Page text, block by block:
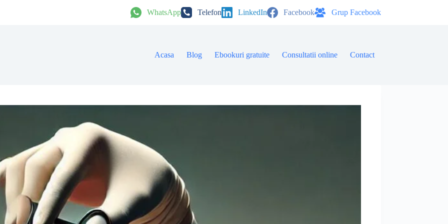
WhatsApp Telefon LinkedIn Facebook Grup Facebook
Acasa Blog Ebookuri gratuite Consultatii online Contact